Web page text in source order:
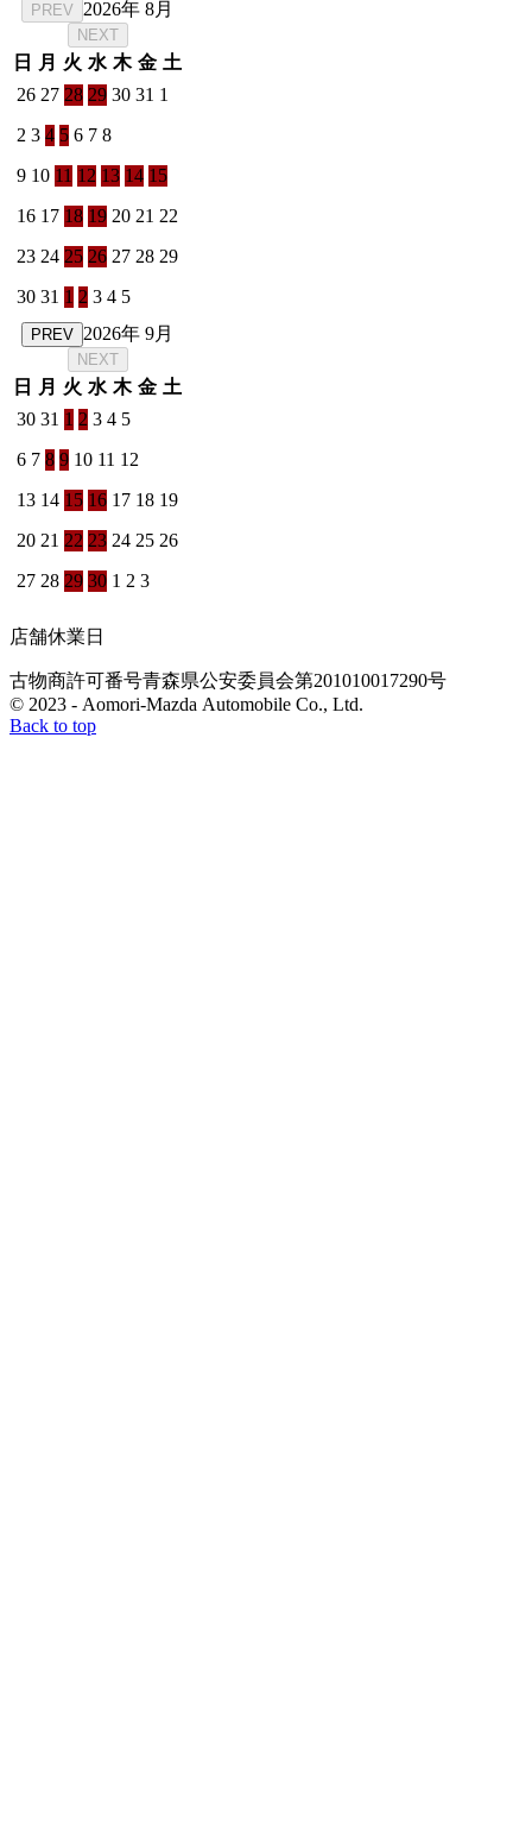
PREV 2026年 8月
NEXT
日 月 火 水 木 金 土
26 27 28 29 30 31 1
2 3 4 5 6 7 8
9 10 11 12 13 14 15
16 17 18 19 20 21 22
23 24 25 26 27 28 29
30 31 1 2 3 4 5
PREV 2026年 9月
NEXT
日 月 火 水 木 金 土
30 31 1 2 3 4 5
6 7 8 9 10 11 12
13 14 15 16 17 18 19
20 21 22 23 24 25 26
27 28 29 30 1 2 3
店舗休業日
古物商許可番号青森県公安委員会第201010017290号
© 2023 - Aomori-Mazda Automobile Co., Ltd.
Back to top